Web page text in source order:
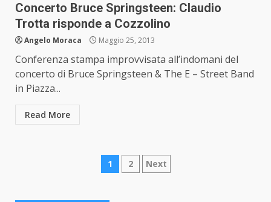
Concerto Bruce Springsteen: Claudio
Trotta risponde a Cozzolino
Angelo Moraca Maggio 25, 2013
Conferenza stampa improvvisata all’indomani del
concerto di Bruce Springsteen & The E – Street Band
in Piazza...
Read More
Paginazione
1 2 Next